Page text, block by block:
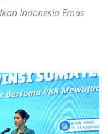
Indonesia Emas